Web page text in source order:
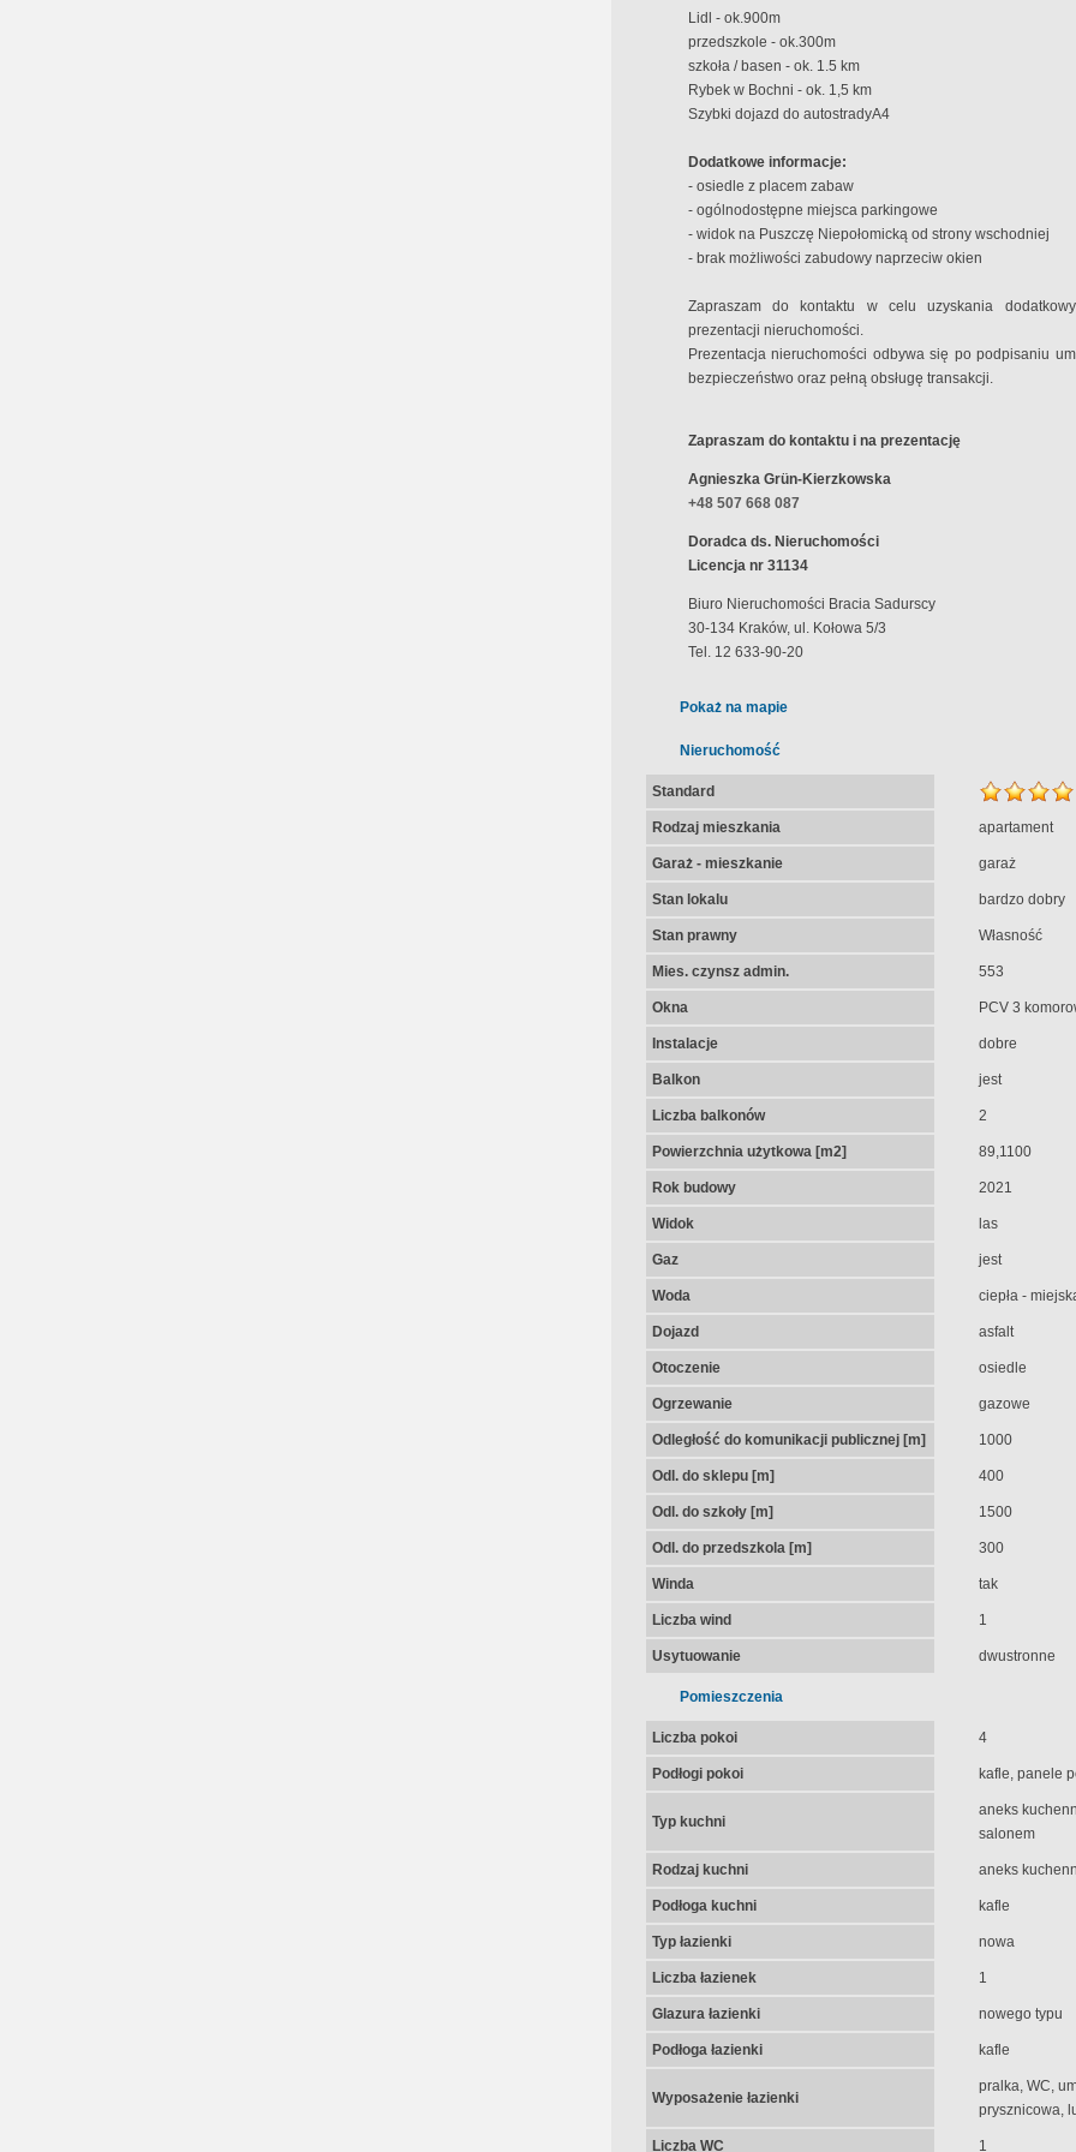
Lidl - ok.900m
przedszkole - ok.300m
szkoła / basen - ok. 1.5 km
Rybek w Bochni - ok. 1,5 km
Szybki dojazd do autostradyA4
Dodatkowe informacje:
- osiedle z placem zabaw
- ogólnodostępne miejsca parkingowe
- widok na Puszczę Niepołomicką od strony wschodniej
- brak możliwości zabudowy naprzeciw okien
Zapraszam do kontaktu w celu uzyskania
prezentacji nieruchomości.
Prezentacja nieruchomości odbywa się po podpisaniu
bezpieczeństwo oraz pełną obsługę transakcji.
Zapraszam do kontaktu i na prezentację
Agnieszka Grün-Kierzkowska
+48 507 668 087
Doradca ds. Nieruchomości
Licencja nr 31134
Biuro Nieruchomości Bracia Sadurscy
30-134 Kraków, ul. Kołowa 5/3
Tel. 12 633-90-20
Pokaż na mapie
Nieruchomość
Standard
Rodzaj mieszkania apartament
Garaż - mieszkanie garaż
Stan lokalu bardzo dobry
Stan prawny Własność
Mies. czynsz admin. 553
Okna PCV 3
Instalacje dobre
Balkon jest
Liczba balkonów 2
Powierzchnia użytkowa [m2] 89,1100
Rok budowy 2021
Widok las
Gaz jest
Woda ciepła -
Dojazd asfalt
Otoczenie osiedle
Ogrzewanie gazowe
Odległość do komunikacji publicznej [m] 1000
Odl. do sklepu [m] 400
Odl. do szkoły [m] 1500
Odl. do przedszkola [m] 300
Winda tak
Liczba wind 1
Usytuowanie dwustronne
Pomieszczenia
Liczba pokoi 4
Podłogi pokoi kafle, panele
Typ kuchni
aneks
salonem
Rodzaj kuchni aneks
Podłoga kuchni kafle
Typ łazienki nowa
Liczba łazienek 1
Glazura łazienki nowego typu
Podłoga łazienki kafle
Wyposażenie łazienki
pralka, WC,
prysznicowa,
Liczba WC 1